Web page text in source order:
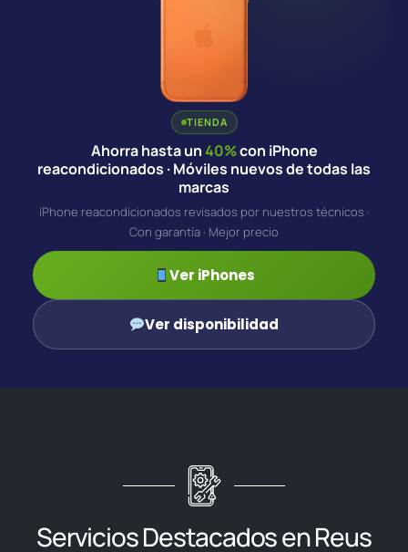
TIENDA
Ahorra hasta un40%con iPhone
reacondicionados · Móviles nuevos de todas las
marcas
iPhone reacondicionados revisados por nuestros técnicos ·
Con garantía · Mejor precio
Ver iPhones
Ver disponibilidad
Servicios Destacados en Reus